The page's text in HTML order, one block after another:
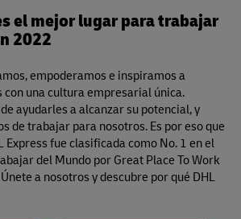
el mejor lugar para trabajar
2022
empoderamos e inspiramos a
con una cultura empresarial única.
ayudarles a alcanzar su potencial, y
de trabajar para nosotros. Es por eso que
Express fue clasificada como No. 1 en el
del Mundo por Great Place To Work
a nosotros y descubre por qué DHL